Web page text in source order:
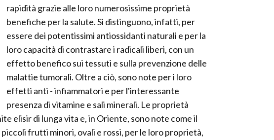
rapidità grazie alle loro numerosissime proprietà
benefiche per la salute. Si distinguono, infatti, per
essere dei potentissimi antiossidanti naturali e per la
loro capacità di contrastare i radicali liberi, con un
effetto benefico sui tessuti e sulla prevenzione delle
malattie tumorali. Oltre a ciò, sono note per i loro
effetti anti - infiammatori e per l'interessante
presenza di vitamine e sali minerali. Le proprietà
elisir di lunga vita e, in Oriente, sono note come il
frutti minori, ovali e rossi, per le loro proprietà,